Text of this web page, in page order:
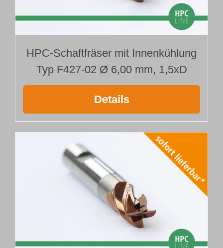
HPC-Schaftfräser mit Innenkühlung
Typ F427-02 Ø 6,00 mm, 1,5xD
Details